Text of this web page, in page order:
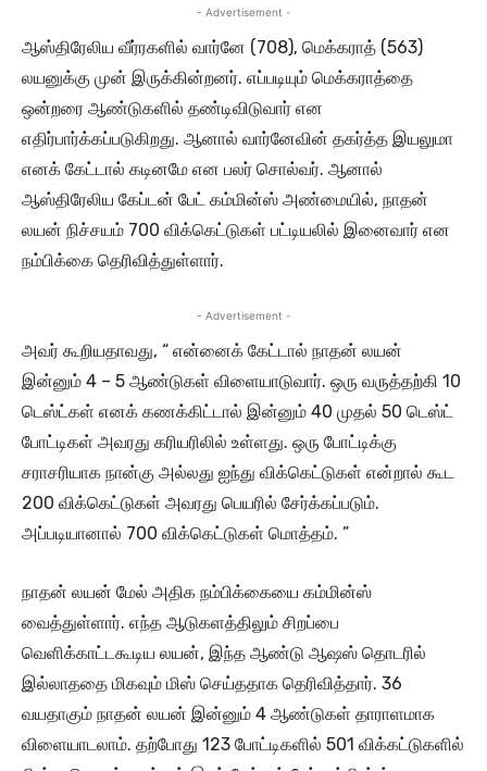
- Advertisement -
ஆஸ்திரேலிய வீர்ரகளில் வார்னே (708), மெக்கராத் (563)
லயனுக்கு முன் இருக்கின்றனர். எப்படியும் மெக்கராத்தை
ஒன்றரை ஆண்டுகளில் தண்டிவிடுவார் என
எதிர்பார்க்கப்படுகிறது. ஆனால் வார்னேவின் தகர்த்த இயலுமா
எனக் கேட்டால் கடினமே என பலர் சொல்வர். ஆனால்
ஆஸ்திரேலிய கேப்டன் பேட் கம்மின்ஸ் அண்மையில், நாதன்
லயன் நிச்சயம் 700 விக்கெட்டுகள் பட்டியலில் இனைவார் என
நம்பிக்கை தெரிவித்துள்ளார்.
- Advertisement -
அவர் கூறியதாவது, “ என்னைக் கேட்டால் நாதன் லயன்
இன்னும் 4 – 5 ஆண்டுகள் விளையாடுவார். ஒரு வருத்தற்கி 10
டெஸ்ட்கள் எனக் கணக்கிட்டால் இன்னும் 40 முதல் 50 டெஸ்ட்
போட்டிகள் அவரது கரியரிலில் உள்ளது. ஒரு போட்டிக்கு
சராசரியாக நான்கு அல்லது ஐந்து விக்கெட்டுகள் என்றால் கூட
200 விக்கெட்டுகள் அவரது பெயரில் சேர்க்கப்படும்.
அப்படியானால் 700 விக்கெட்டுகள் மொத்தம். ”
நாதன் லயன் மேல் அதிக நம்பிக்கையை கம்மின்ஸ்
வைத்துள்ளார். எந்த ஆடுகளத்திலும் சிறப்பை
வெளிக்காட்டகூடிய லயன், இந்த ஆண்டு ஆஷஸ் தொடரில்
இல்லாததை மிகவும் மிஸ் செய்ததாக தெரிவித்தார். 36
வயதாகும் நாதன் லயன் இன்னும் 4 ஆண்டுகள் தாராளமாக
விளையாடலாம். தற்போது 123 போட்டிகளில் 501 விக்கட்டுகளில்